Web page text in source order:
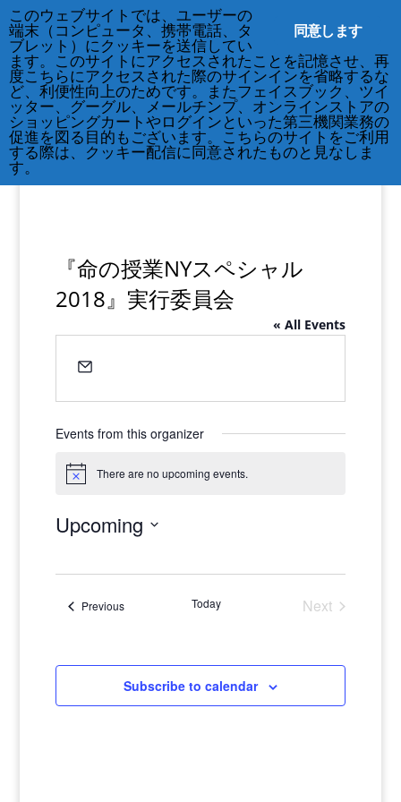
212-677-8621 info@crsny.org
『命の授業NYスペシャル
2018』実行委員会
« All Events
Events from this organizer
Notice There are no upcoming events.
Upcoming
PreviousEvents Today
Next
Subscribe to calendar
同意します
このウェブサイトでは、ユーザーの
端末（コンピュータ、携帯電話、タ
ブレット）にクッキーを送信してい
ます。このサイトにアクセスされたことを記憶させ、再
度こちらにアクセスされた際のサインインを省略するな
ど、利便性向上のためです。またフェイスブック、ツイ
ッター、グーグル、メールチンプ、オンラインストアの
ショッピングカートやログインといった第三機関業務の
促進を図る目的もございます。こちらのサイトをご利用
する際は、クッキー配信に同意されたものと見なしま
す。